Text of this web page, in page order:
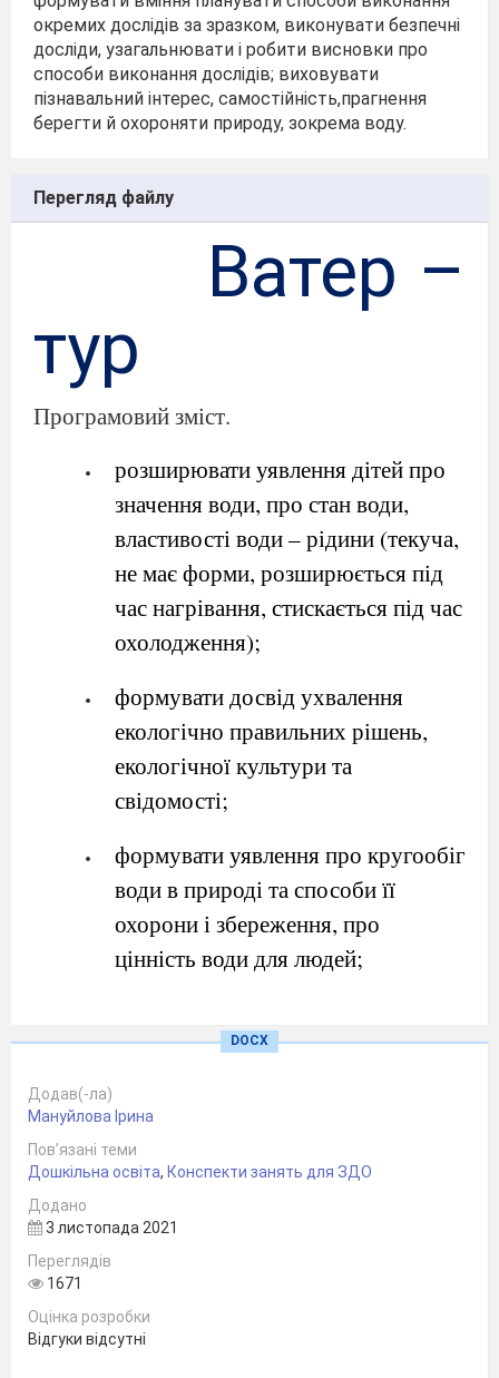
окремих дослідів за зразком, виконувати безпечні
досліди, узагальнювати і робити висновки про
способи виконання дослідів; виховувати
пізнавальний інтерес, самостійність,прагнення
берегти й охороняти природу, зокрема воду.
Перегляд файлу
Ватер –
тур
Програмовий зміст.
розширювати уявлення дітей про
значення води, про стан води,
властивості води – рідини (текуча,
не має форми, розширюється під
час нагрівання, стискається під час
охолодження);
формувати досвід ухвалення
екологічно правильних рішень,
екологічної культури та
свідомості;
формувати уявлення про кругообіг
води в природі та способи її
охорони і збереження, про
цінність води для людей;
способи виконання окремих
безпечні досліди, узагальнювати і
робити висновки про способи
виконання дослідів;
виховувати пізнавальний інтерес,
охороняти природу, зокрема воду.
DOCX
Додав(-ла)
Mануйлова Ірина
Пов’язані теми
Дошкільна освіта, Конспекти занять для ЗДО
Додано
3 листопада 2021
Переглядів
1671
Оцінка розробки
Відгуки відсутні